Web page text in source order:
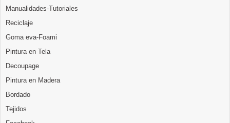
Manualidades-Tutoriales
Reciclaje
Goma eva-Foami
Pintura en Tela
Decoupage
Pintura en Madera
Bordado
Tejidos